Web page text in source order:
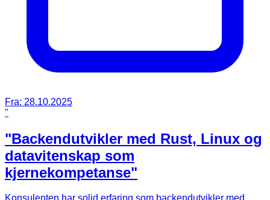
Fra: 28.10.2025
"
"Backendutvikler med Rust, Linux og
datavitenskap som
kjernekompetanse"